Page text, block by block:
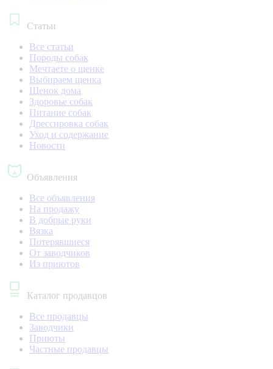
Статьи
Все статьи
Породы собак
Мечтаете о щенке
Выбираем щенка
Щенок дома
Здоровье собак
Питание собак
Дрессировка собак
Уход и содержание
Новости
Объявления
Все объявления
На продажу
В добрые руки
Вязка
Потерявшиеся
От заводчиков
Из приютов
Каталог продавцов
Все продавцы
Заводчики
Приюты
Частные продавцы